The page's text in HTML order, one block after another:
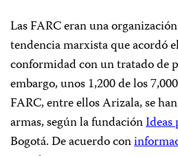
Las FARC eran una
tendencia marxista que acordó
conformidad con un tratado de
embargo, unos 1,200 de los
FARC, entre ellos Arizala, se
armas, según la fundaciónIdeas
Bogotá. De acuerdo con